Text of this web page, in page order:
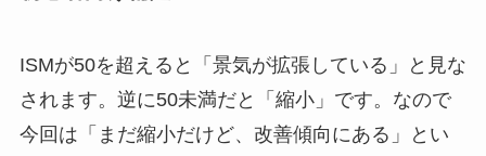
ISMが50を超えると「景気が拡張している」と見な
されます。逆に50未満だと「縮小」です。なので
今回は「まだ縮小だけど、改善傾向にある」とい